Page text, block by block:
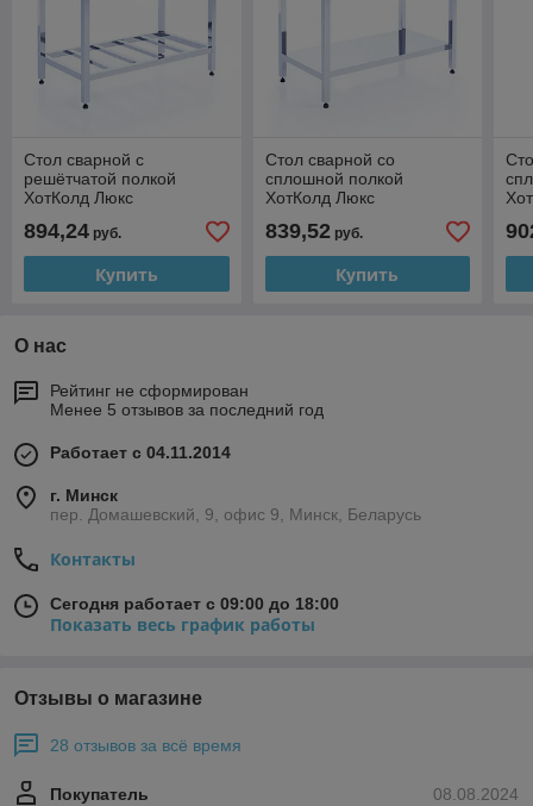
Стол сварной с
решётчатой полкой
ХотКолд Люкс
894,24 руб.
Купить
Стол сварной со
сплошной полкой
ХотКолд Люкс
839,52руб.
Купить
О нас
Рейтинг не сформирован
Менее 5 отзывов за последний год
Работает с 04.11.2014
г. Минск
пер. Домашевский, 9, офис 9, Минск, Беларусь
Контакты
Сегодня работает с 09:00 до 18:00
Показать весь график работы
Отзывы о магазине
28 отзывов за всё время
08.08.2024
Покупатель